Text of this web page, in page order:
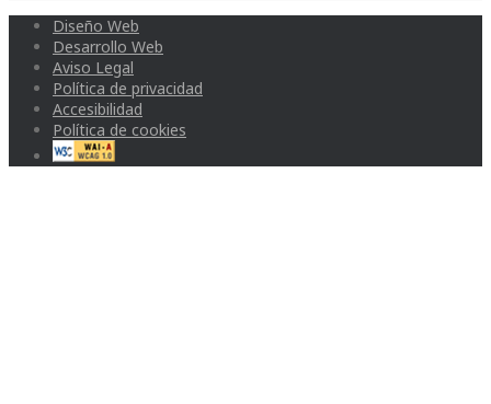
Diseño Web
Desarrollo Web
Aviso Legal
Política de privacidad
Accesibilidad
Política de cookies